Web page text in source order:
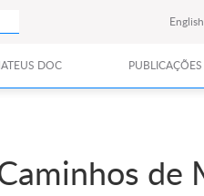
English
DOC PUBLICAÇÕES
de